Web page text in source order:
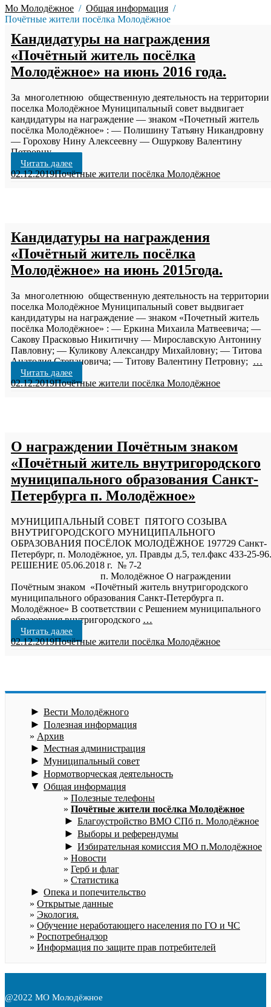
Мо Молодёжное
Общая информация
Почётные жители посёлка Молодёжное
Кандидатуры на награждения
«Почётный житель посёлка
Молодёжное» на июнь 2016 года.
За многолетнюю общественную деятельность на территории
поселка Молодёжное Муниципальный совет выдвигает
кандидатуры на награждение — знаком «Почетный житель
посёлка Молодёжное» : — Полишину Татьяну Никандровну
— Горохову Нину Алексеевну — Ошуркову Валентину
Петровну
Читать далее
02.12.2019Почётные жители посёлка Молодёжное
Кандидатуры на награждения
«Почётный житель посёлка
Молодёжное» на июнь 2015года.
За многолетнюю общественную деятельность на территории
поселка Молодёжное Муниципальный совет выдвигает
кандидатуры на награждение — знаком «Почетный житель
посёлка Молодёжное» : — Еркина Михаила Матвеевича; —
Сакову Прасковью Никитичну — Мирославскую Антонину
Павловну; — Куликову Александру Михайловну; — Титова
Анатолия Степановича; — Титову Валентину Петровну; …
Читать далее
02.12.2019Почётные жители посёлка Молодёжное
О награждении Почётным знаком
«Почётный житель внутригородского
муниципального образования Санкт-
Петербурга п. Молодёжное»
МУНИЦИПАЛЬНЫЙ СОВЕТ ПЯТОГО СОЗЫВА
ВНУТРИГОРОДСКОГО МУНИЦИПАЛЬНОГО
ОБРАЗОВАНИЯ ПОСЁЛОК МОЛОДЁЖНОЕ 197729 Санкт-
Петербург, п. Молодёжное, ул. Правды д.5, тел.факс 433-25-96.
РЕШЕНИЕ 05.06.2018 г. № 7-2
п. Молодёжное О награждении
Почётным знаком «Почётный житель внутригородского
муниципального образования Санкт-Петербурга п.
Молодёжное» В соответствии с Решением муниципального
образования внутригородского …
Читать далее
02.12.2019Почётные жители посёлка Молодёжное
► Вести Молодёжного
► Полезная информация
Архив
► Местная администрация
► Муниципальный совет
► Нормотворческая деятельность
▼ Общая информация
Полезные телефоны
Почётные жители посёлка Молодёжное
► Благоустройство ВМО СПб п. Молодёжное
► Выборы и референдумы
► Избирательная комиссия МО п.Молодёжное
Новости
Герб и флаг
Статистика
► Опека и попечительство
Открытые данные
Экология.
Обучение неработающего населения по ГО и ЧС
Роспотребнадзор
Информация по защите прав потребителей
@2022 МО Молодёжное